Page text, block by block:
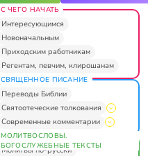
С ЧЕГО НАЧАТЬ
Интересующимся
Новоначальным
Приходским работникам
Регентам, певчим, клирошанам
СВЯЩЕННОЕ ПИСАНИЕ
Переводы Библии
Святоотеческие толкования
Современные комментарии
МОЛИТВОСЛОВЫ.
БОГОСЛУЖЕБНЫЕ ТЕКСТЫ
Молитвы по-русски